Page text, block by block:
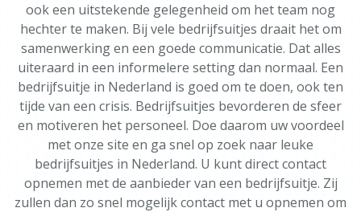
ook een uitstekende gelegenheid om het team nog
hechter te maken. Bij vele bedrijfsuitjes draait het om
samenwerking en een goede communicatie. Dat alles
uiteraard in een informelere setting dan normaal. Een
bedrijfsuitje in Nederland is goed om te doen, ook ten
tijde van een crisis. Bedrijfsuitjes bevorderen de sfeer
en motiveren het personeel. Doe daarom uw voordeel
met onze site en ga snel op zoek naar leuke
bedrijfsuitjes in Nederland. U kunt direct contact
opnemen met de aanbieder van een bedrijfsuitje. Zij
zullen dan zo snel mogelijk contact met u opnemen om